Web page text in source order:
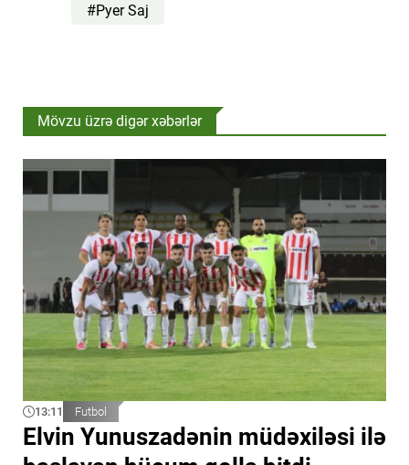
#Pyer Saj
Mövzu üzrə digər xəbərlər
13:11 Futbol
Elvin Yunuszadənin müdəxiləsi ilə